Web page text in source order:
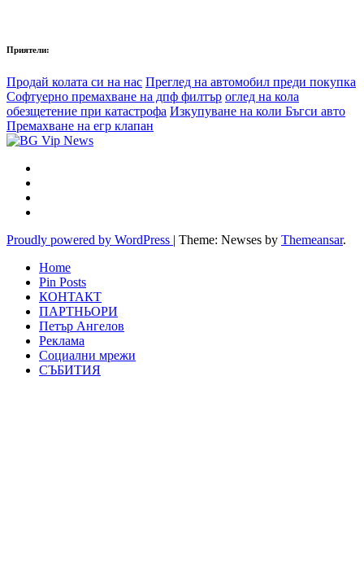
Приятели:
Продай колата си на нас Преглед на автомобил преди покупка
Софтуерно премахване на дпф филтър оглед на кола
обезщетение при катастрофа Изкупуване на коли Бъгси авто
Премахване на егр клапан
Proudly powered by WordPress | Theme: Newses by Themeansar.
Home
Pin Posts
КОНТАКТ
ПАРТНЬОРИ
Петър Ангелов
Реклама
Социални мрежи
СЪБИТИЯ